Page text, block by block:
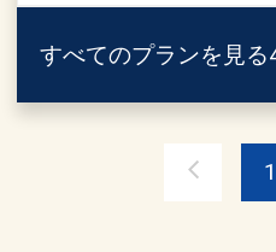
「空室照会結果確
さい。
氏名・客室タイプ
一であることが割引
すべてのプランを見る
1